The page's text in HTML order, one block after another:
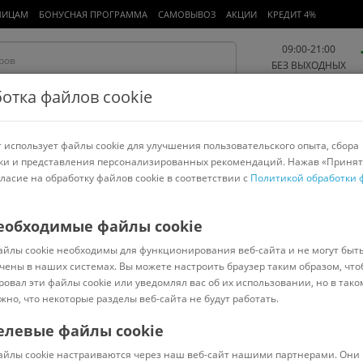
БОНУСНАЯ ПРОГРАММА САМОВЫВОЗ АКЦИИ КРЕДИТ 4%
09:00-21:00
БЕЗ ВЫХОДНЫХ
Работа и офис Авто и мото Детям и мамам Красота и
спорт
60 PRF0045665C
Код: 984764
файлов cookie
файлы cookie для улучшения пользовательского опыта, сбора
и представления персонализированных рекомендаций. Нажав
на обработку файлов cookie в соответствии с Политикой обработки
файлы cookie
cookie необходимы для функционирования веб-сайта и не могут
в наших системах. Вы можете настроить браузер таким образом,
эти файлы cookie или уведомлял вас об их использовании, но в
что некоторые разделы веб-сайта не будут работать.
файлы cookie
cookie настраиваются через наш веб-сайт нашими партнерами. Они